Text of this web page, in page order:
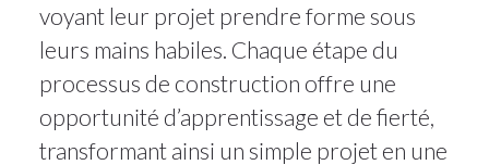
voyant leur projet prendre forme sous
leurs mains habiles. Chaque étape du
processus de construction offre une
opportunité d’apprentissage et de fierté,
transformant ainsi un simple projet en une